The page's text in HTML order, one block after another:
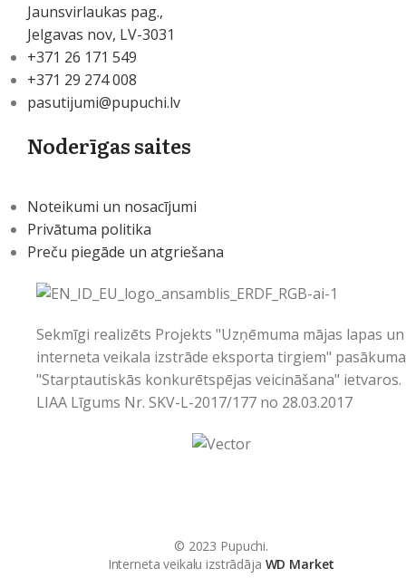
Jaunsvirlaukas pag.,
Jelgavas nov, LV-3031
+371 26 171 549
+371 29 274 008
pasutijumi@pupuchi.lv
Noderīgas saites
Noteikumi un nosacījumi
Privātuma politika
Preču piegāde un atgriešana
Sekmīgi realizēts Projekts "Uzņēmuma mājas lapas un
interneta veikala izstrāde eksporta tirgiem" pasākuma
"Starptautiskās konkurētspējas veicināšana" ietvaros.
LIAA Līgums Nr. SKV-L-2017/177 no 28.03.2017
© 2023 Pupuchi.
Interneta veikalu izstrādāja WD Market